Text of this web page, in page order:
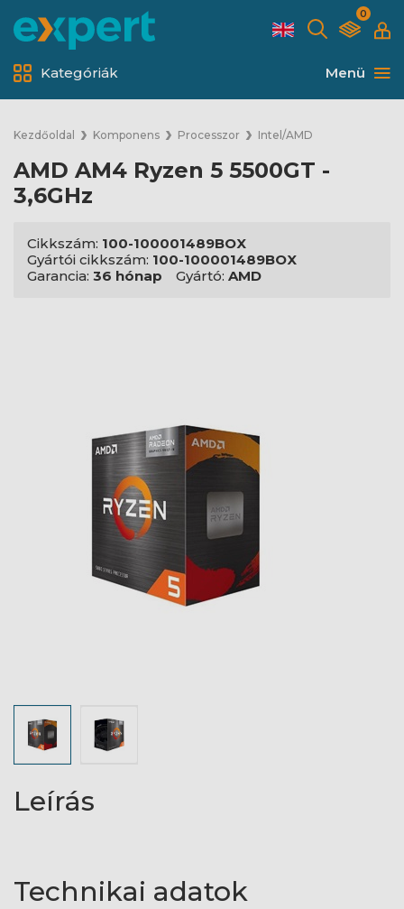
0
Menü
Kategóriák
Kezdőoldal Komponens Processzor Intel/AMD
AMD AM4 Ryzen 5 5500GT -
3,6GHz
Cikkszám: 100-100001489BOX
Gyártói cikkszám: 100-100001489BOX
Garancia: 36 hónap Gyártó: AMD
Leírás
Technikai adatok